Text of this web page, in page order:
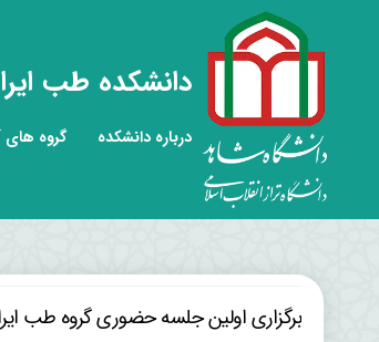
دانشکده طب
درباره دانشکده گروه
برگزاری اولین جلسه حضوری گروه طب